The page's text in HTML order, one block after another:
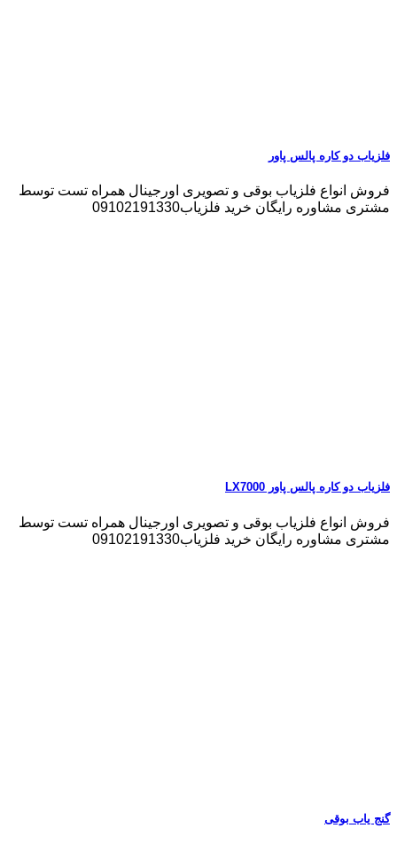
فلزیاب دو کاره پالس پاور
فروش انواع فلزیاب بوقی و تصویری اورجینال همراه تست توسط
مشتری مشاوره رایگان خرید فلزیاب09102191330
فلزیاب دو کاره پالس پاور LX7000
فروش انواع فلزیاب بوقی و تصویری اورجینال همراه تست توسط
مشتری مشاوره رایگان خرید فلزیاب09102191330
گنج یاب بوقی